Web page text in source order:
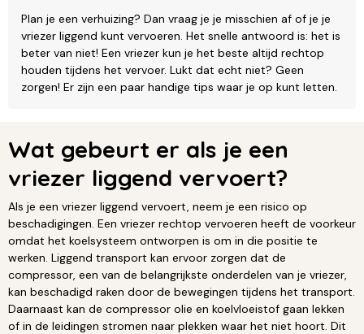
Plan je een verhuizing? Dan vraag je je misschien af of je je
vriezer liggend kunt vervoeren. Het snelle antwoord is: het is
beter van niet! Een vriezer kun je het beste altijd rechtop
houden tijdens het vervoer. Lukt dat echt niet? Geen
zorgen! Er zijn een paar handige tips waar je op kunt letten.
Wat gebeurt er als je een
vriezer liggend vervoert?
Als je een vriezer liggend vervoert, neem je een risico op
beschadigingen. Een vriezer rechtop vervoeren heeft de voorkeur
omdat het koelsysteem ontworpen is om in die positie te
werken. Liggend transport kan ervoor zorgen dat de
compressor, een van de belangrijkste onderdelen van je vriezer,
kan beschadigd raken door de bewegingen tijdens het transport.
Daarnaast kan de compressor olie en koelvloeistof gaan lekken
of in de leidingen stromen naar plekken waar het niet hoort. Dit